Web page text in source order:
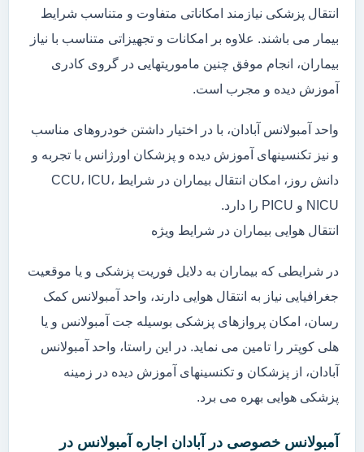
انتقال پزشکی نیازمند امکاناتی متفاوت و متناسب شرایط
بیمار می باشند. علاوه بر امکانات و تجهیزاتی متناسب با نیاز
بیماران، انجام موفق چنین ماموریتهایی در گروی کادری
آموزش دیده و مجرب است.
واحد آمبولانس آبادان، با در اختیار داشتن خودروهای مناسب
و نیز تکنسینهای آموزش دیده و پزشکان اورژانس با تجربه و
دانش روز، امکان انتقال بیماران در شرایط CCU، ICU،
NICU و PICU را دارد.
انتقال هوایی بیماران در شرایط ویژه
در شرایطی که بیماران به دلایل فوریت پزشکی و یا موقعیت
جغرافیایی نیاز به انتقال هوایی دارند، واحد آمبولانس کمک
رسان، امکان پروازهای پزشکی بوسیله جت آمبولانس و یا
هلی کوپتر را تامین می نماید. در این راستا، واحد آمبولانس
آبادان، از پزشکان و تکنسینهای آموزش دیده در زمینه
پزشکی هوایی بهره می برد.
آمبولانس خصوصی در آبادان اجاره آمبولانس در